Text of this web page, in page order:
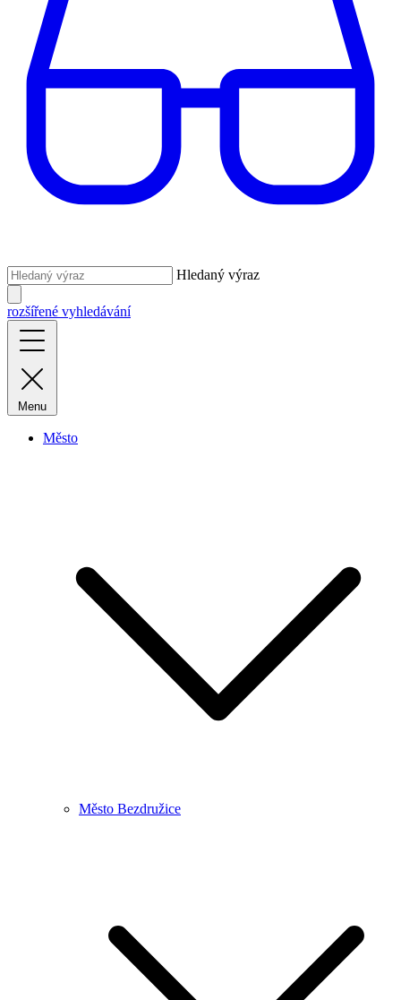
Hledaný výraz
rozšířené vyhledávání
Menu
Město
Město Bezdružice